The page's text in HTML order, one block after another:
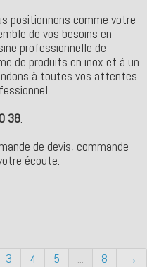
positionnons comme votre
de vos besoins en
professionnelle de
de produits en inox et à un
à toutes vos attentes
38.
de devis, commande
écoute.
3 4 5 ... 8 →